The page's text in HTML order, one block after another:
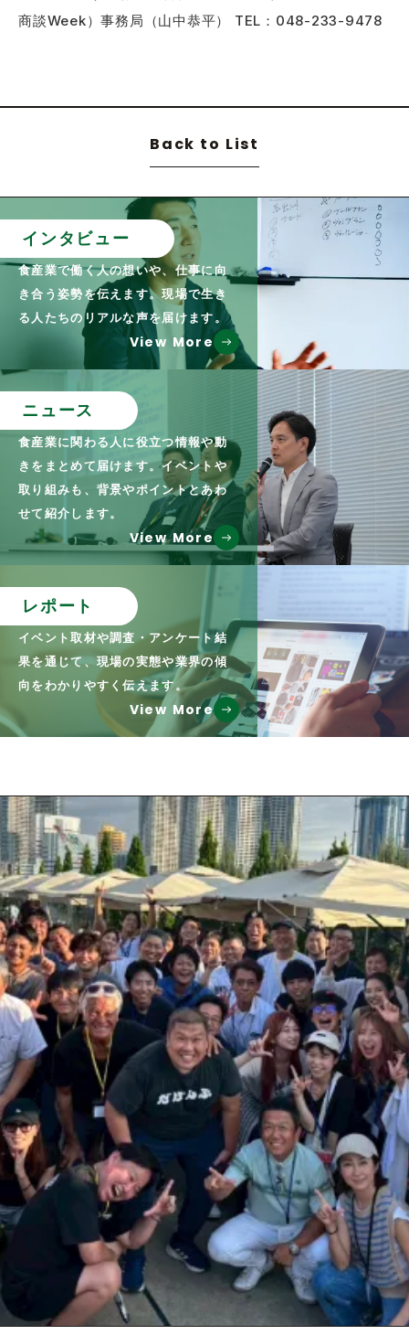
商談Week）事務局（山中恭平） TEL：048-233-9478
Back to List
インタビュー
食産業で働く人の想いや、仕事に向
き合う姿勢を伝えます。現場で生き
る人たちのリアルな声を届けます。
View More
ニュース
食産業に関わる人に役立つ情報や動
きをまとめて届けます。イベントや
取り組みも、背景やポイントとあわ
せて紹介します。
View More
レポート
イベント取材や調査・アンケート結
果を通じて、現場の実態や業界の傾
向をわかりやすく伝えます。
View More